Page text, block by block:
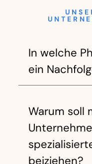
In welche
ein
Warum soll
beiziehen?